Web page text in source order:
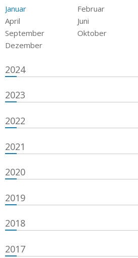
Januar Februar
April
Juni
September
Oktober
Dezember
2024
2023
2022
2021
2020
2019
2018
2017